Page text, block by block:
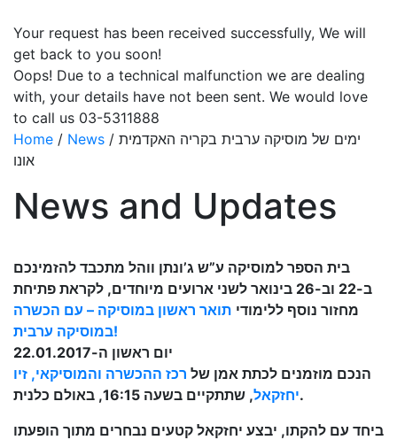
Your request has been received successfully, We will
get back to you soon!
Oops! Due to a technical malfunction we are dealing
with, your details have not been sent. We would love
to call us 03-5311888
Home / News / ימים של מוסיקה ערבית בקריה האקדמית
אונו
News and Updates
בית הספר למוסיקה ע”ש ג’ונתן ווהל מתכבד להזמינכם
ב-22 וב-26 בינואר לשני ארועים מיוחדים, לקראת פתיחת
מחזור נוסף ללימודי תואר ראשון במוסיקה – עם הכשרה
במוסיקה ערבית!
יום ראשון ה-22.01.2017
הנכם מוזמנים לכתת אמן של רכז ההכשרה והמוסיקאי, זיו
יחזקאל, שתתקיים בשעה 16:15, באולם כלנית.
ביחד עם להקתו, יבצע יחזקאל קטעים נבחרים מתוך הופעתו